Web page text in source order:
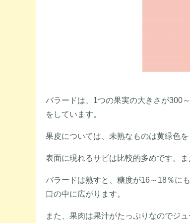
バラードは、1つの果実の大きさが300
をしています。
果皮については、未熟なものは黄緑色
表面に現れるサビは比較的多めです。
バラードは熟すと、糖度が16～18％に
口の中に広がります。
また、果肉は果汁がたっぷりなのでジ